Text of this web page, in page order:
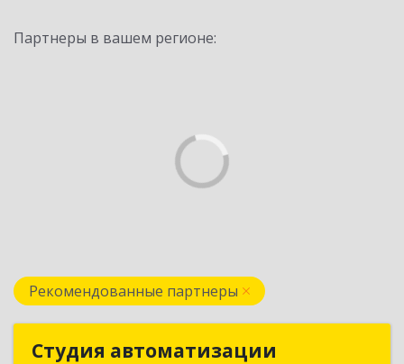
Партнеры в вашем регионе:
Рекомендованные партнеры
Студия автоматизации
Студия автоматизации